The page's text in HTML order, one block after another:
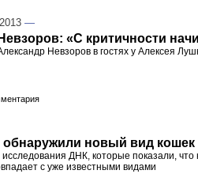
—
«С критичности
Невзоров в гостях у Алексея
обнаружили новый вид кошек
ДНК, которые показали,
с уже известными видами